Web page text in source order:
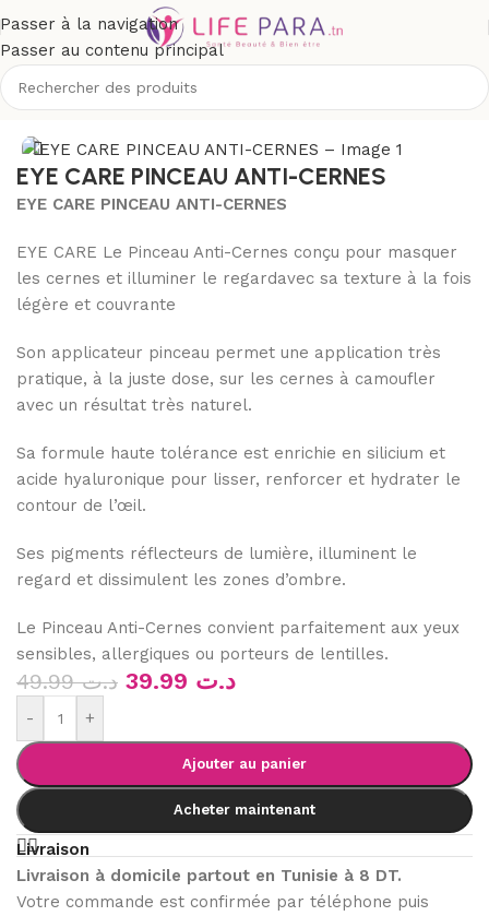
Passer à la navigation
Passer au contenu principal
/Visage/Yeux et lèvres/Soins anti-poches et cernes
EYE CARE PINCEAU ANTI-CERNES
EYE CARE PINCEAU ANTI-CERNES
EYE CARE Le Pinceau Anti-Cernes conçu pour masquer
les cernes et illuminer le regardavec sa texture à la fois
légère et couvrante
Son applicateur pinceau permet une application très
pratique, à la juste dose, sur les cernes à camoufler
avec un résultat très naturel.
Sa formule haute tolérance est enrichie en silicium et
acide hyaluronique pour lisser, renforcer et hydrater le
contour de l’œil.
Ses pigments réflecteurs de lumière, illuminent le
regard et dissimulent les zones d’ombre.
Le Pinceau Anti-Cernes convient parfaitement aux yeux
sensibles, allergiques ou porteurs de lentilles.
د.ت49.99 د.ت
- +
Ajouter au panier
Acheter maintenant
Livraison
Livraison à domicile partout en Tunisie à 8 DT.
Votre commande est confirmée par téléphone puis